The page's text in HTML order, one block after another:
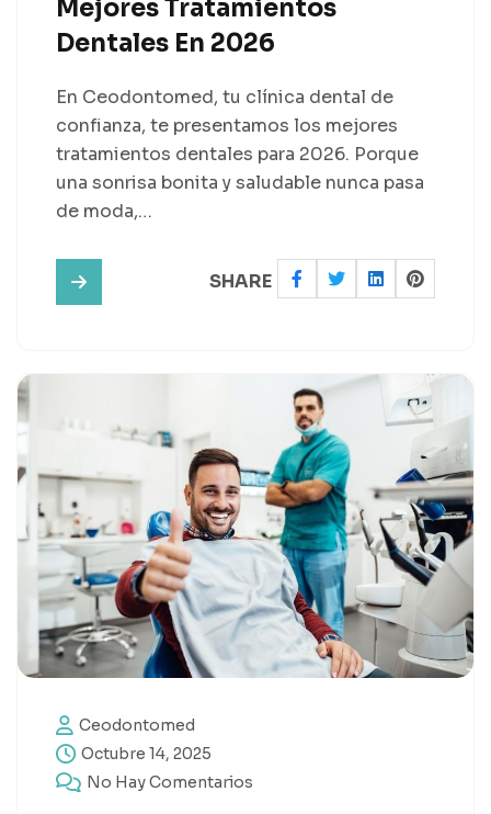
Mejores Tratamientos
Dentales En 2026
En Ceodontomed, tu clínica dental de
confianza, te presentamos los mejores
tratamientos dentales para 2026. Porque
una sonrisa bonita y saludable nunca pasa
de moda,…
SHARE
Ceodontomed
Octubre 14, 2025
No Hay Comentarios